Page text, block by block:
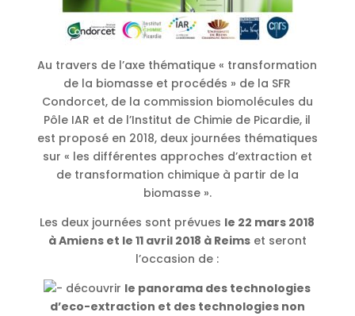
Au travers de l’axe thématique « transformation
de la biomasse et procédés » de la SFR
Condorcet, de la commission biomolécules du
Pôle IAR et de l’Institut de Chimie de Picardie, il
est proposé en 2018, deux journées thématiques
sur « les différentes approches d’extraction et
de transformation chimique à partir de la
biomasse ».
Les deux journées sont prévues le 22 mars 2018
à Amiens et le 11 avril 2018 à Reimset seront
l’occasion de :
découvrir le panorama des technologies
d’eco-extraction et des technologies non